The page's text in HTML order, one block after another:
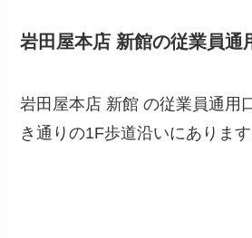
岩田屋本店 新館の従業員通
岩田屋本店 新館 の従業員通用
き通りの1F歩道沿いにあります